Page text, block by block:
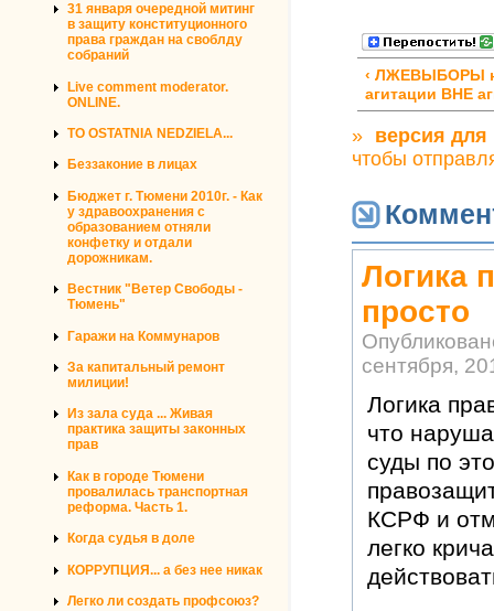
31 января очередной митинг
в защиту конституционного
права граждан на своблду
собраний
Live comment moderator.
ONLINE.
TO OSTATNIA NEDZIELA...
Беззаконие в лицах
Бюджет г. Тюмени 2010г. - Как
у здравоохранения с
образованием отняли
конфетку и отдали
дорожникам.
Вестник "Ветер Свободы -
Тюмень"
Гаражи на Коммунаров
За капитальный ремонт
милиции!
Из зала суда ... Живая
практика защиты законных
прав
Как в городе Тюмени
провалилась транспортная
реформа. Часть 1.
Когда судья в доле
КОРРУПЦИЯ... а без нее никак
Легко ли создать профсоюз?
‹ ЛЖЕВЫБОРЫ
агитации ВНЕ
» версия для
чтобы
Логика
просто
сентября,
Логика
что
суды по
КСРФ и
легко